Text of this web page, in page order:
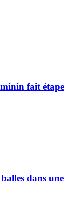
fait étape
dans une